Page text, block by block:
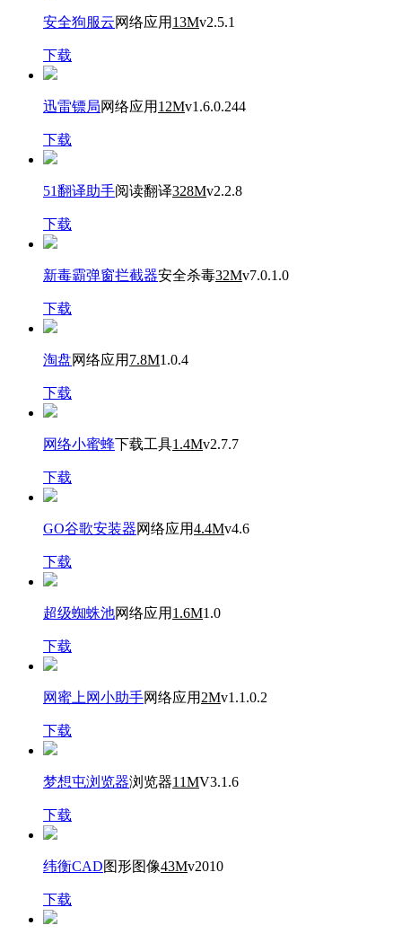
安全狗服云网络应用 13Mv2.5.1
下载
迅雷镖局网络应用 12Mv1.6.0.244
下载
51翻译助手阅读翻译328Mv2.2.8
下载
新毒霸弹窗拦截器安全杀毒32Mv7.0.1.0
下载
淘盘网络应用 7.8M1.0.4
下载
网络小蜜蜂下载工具1.4Mv2.7.7
下载
GO谷歌安装器网络应用4.4Mv4.6
下载
超级蜘蛛池网络应用 1.6M1.0
下载
网蜜上网小助手网络应用 2Mv1.1.0.2
下载
梦想屯浏览器浏览器11MV3.1.6
下载
纬衡CAD图形图像43Mv2010
下载